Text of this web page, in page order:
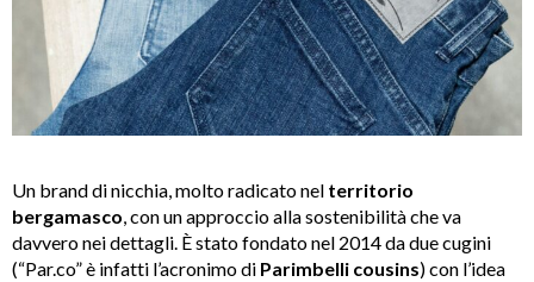
Un brand di nicchia, molto radicato nel territorio
bergamasco, con un approccio alla sostenibilità che va
davvero nei dettagli. È stato fondato nel 2014 da due cugini
(“Par.co” è infatti l’acronimo di Parimbelli cousins) con l’idea